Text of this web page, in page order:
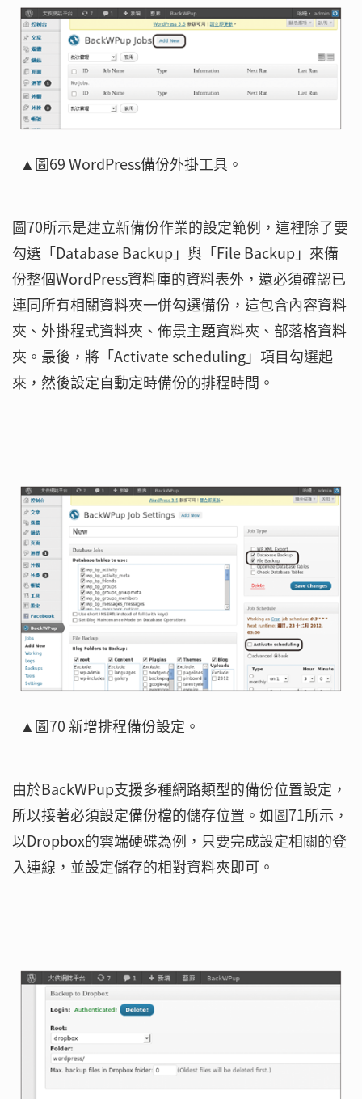
▲圖69 WordPress備份外掛工具。
圖70所示是建立新備份作業的設定範例，這裡除了要
勾選「Database Backup」與「File Backup」來備
份整個WordPress資料庫的資料表外，還必須確認已
連同所有相關資料夾一併勾選備份，這包含內容資料
夾、外掛程式資料夾、佈景主題資料夾、部落格資料
夾。最後，將「Activate scheduling」項目勾選起
來，然後設定自動定時備份的排程時間。
▲圖70 新增排程備份設定。
由於BackWPup支援多種網路類型的備份位置設定，
所以接著必須設定備份檔的儲存位置。如圖71所示，
以Dropbox的雲端硬碟為例，只要完成設定相關的登
入連線，並設定儲存的相對資料夾即可。